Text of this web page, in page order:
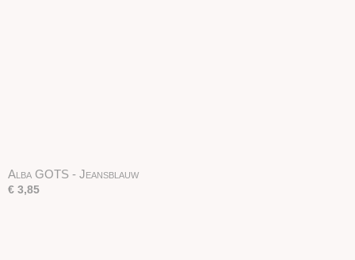
Alba GOTS - Jeansblauw
€ 3,85